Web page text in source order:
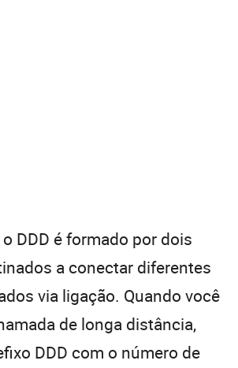
DDD é formado por dois
a conectar diferentes
via ligação. Quando você
de longa distância,
DDD com o número de